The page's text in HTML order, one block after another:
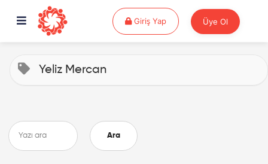
Giriş YapGiriş Yap Üye Ol
Yeliz Mercan
Ara